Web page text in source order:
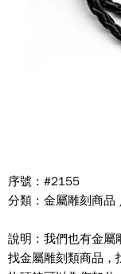
序號 : #2155
分類 : 金屬雕刻商品
說明 : 我們也有金屬
找金屬雕刻類商品，